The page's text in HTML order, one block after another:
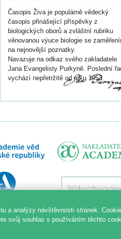
Časopis Živa je populárně vědecký
časopis přinášející příspěvky z
biologických oborů a zvláštní rubriku
věnovanou výuce biologie se
na nejnovější poznatky.
Navazuje na odkaz svého zakladatele
Jana Evangelisty Purkyně. Poslední
vychází nepřetržitě od roku 1953.
a analýzy návštěvnosti stránek.
svůj souhlas s používáním těchto